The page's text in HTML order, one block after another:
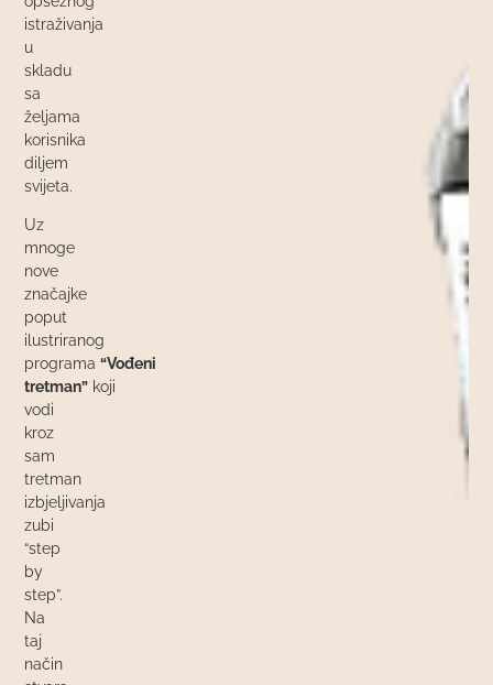
istraživanja
u
skladu
sa
željama
korisnika
diljem
svijeta.
Uz
mnoge
nove
značajke
poput
ilustriranog
programa“Vođeni
tretman” koji
vodi
kroz
sam
tretman
izbjeljivanja
zubi
“step
by
step”.
Na
taj
način